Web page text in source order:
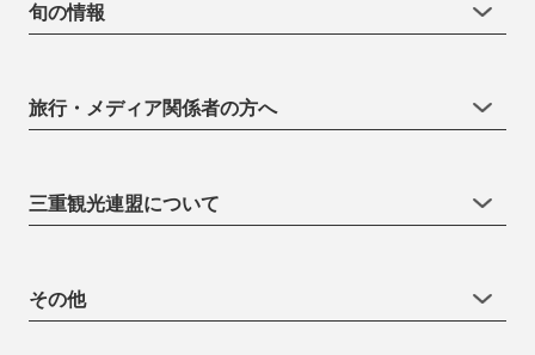
旬の情報
旅行・メディア関係者の方へ
三重観光連盟について
その他